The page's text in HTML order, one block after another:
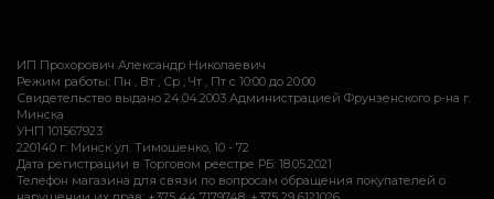
ИП Прохорович Александр Николаевич
Режим работы: Пн , Вт , Ср , Чт , Пт c 10:00 до 20:00
Свидетельство выдано 24.04.2003 Администрацией Фрунзенского р-на г.
Минска
УНП 101567923
220140 г. Минск ул. Тимошенко, 10 - 72
Дата регистрации в Торговом реестре РБ: 18.05.2021
Телефон магазина для связи по вопросам обращения покупателей о